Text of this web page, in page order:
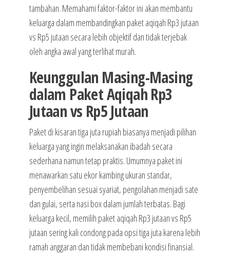
tambahan. Memahami faktor-faktor ini akan membantu
keluarga dalam membandingkan paket aqiqah Rp3 jutaan
vs Rp5 jutaan secara lebih objektif dan tidak terjebak
oleh angka awal yang terlihat murah.
Keunggulan Masing-Masing
dalam Paket Aqiqah Rp3
Jutaan vs Rp5 Jutaan
Paket di kisaran tiga juta rupiah biasanya menjadi pilihan
keluarga yang ingin melaksanakan ibadah secara
sederhana namun tetap praktis. Umumnya paket ini
menawarkan satu ekor kambing ukuran standar,
penyembelihan sesuai syariat, pengolahan menjadi sate
dan gulai, serta nasi box dalam jumlah terbatas. Bagi
keluarga kecil, memilih paket aqiqah Rp3 jutaan vs Rp5
jutaan sering kali condong pada opsi tiga juta karena lebih
ramah anggaran dan tidak membebani kondisi finansial.